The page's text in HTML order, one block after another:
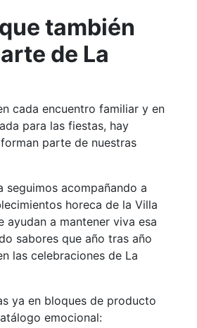
también
de La
cada encuentro familiar y en
para las fiestas, hay
parte de nuestras
seguimos acompañando a
horeca de la Villa
ayudan a mantener viva esa
sabores que año tras año
las celebraciones de La
ya en bloques de producto
emocional: